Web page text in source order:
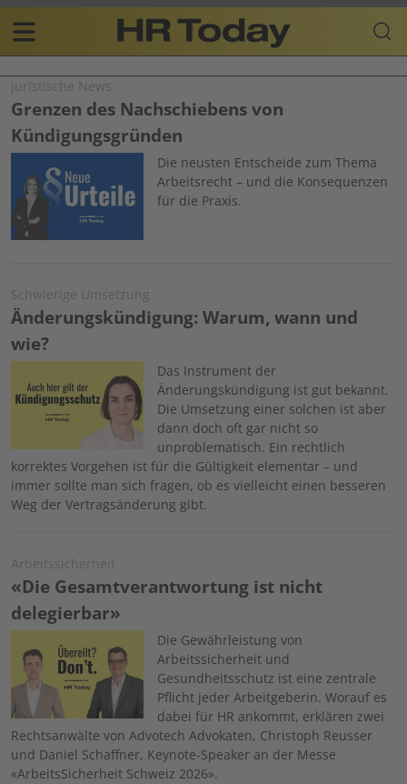
Skip
content
Plattform
für
Human
Resources
navigation
DE
Juristische News
Grenzen des Nachschiebens von
Kündigungsgründen
Die neusten Entscheide zum Thema
Arbeitsrecht – und die Konsequenzen
für die Praxis.
Schwierige Umsetzung
Änderungskündigung: Warum, wann und
wie?
Das Instrument der
Änderungskündigung ist gut bekannt.
Die Umsetzung einer solchen ist aber
dann doch oft gar nicht so
unproblematisch. Ein rechtlich
korrektes Vorgehen ist für die Gültigkeit elementar – und
immer sollte man sich fragen, ob es vielleicht einen besseren
Weg der Vertragsänderung gibt.
Arbeitssicherheit
«Die Gesamtverantwortung ist nicht
delegierbar»
Die Gewährleistung von
Arbeitssicherheit und
Gesundheitsschutz ist eine zentrale
Pflicht jeder Arbeitgeberin. Worauf es
dabei für HR ankommt, erklären zwei
Rechtsanwälte von Advotech Advokaten, Christoph Reusser
und Daniel Schaffner, Keynote-Speaker an der Messe
«ArbeitsSicherheit Schweiz 2026».